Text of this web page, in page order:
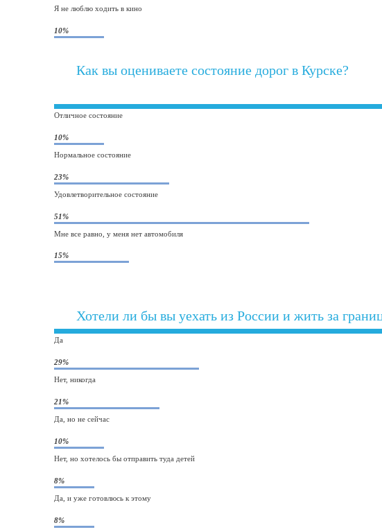
Я не люблю ходить в кино
10%
Как вы оцениваете состояние дорог в Курске?
Отличное состояние
10%
Нормальное состояние
23%
Удовлетворительное состояние
51%
Мне все равно, у меня нет автомобиля
15%
Хотели ли бы вы уехать из России и жить за
Да
29%
Нет, никогда
21%
Да, но не сейчас
10%
Нет, но хотелось бы отправить туда детей
8%
Да, и уже готовлюсь к этому
8%